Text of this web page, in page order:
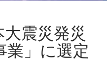
震災発災
業」に選定